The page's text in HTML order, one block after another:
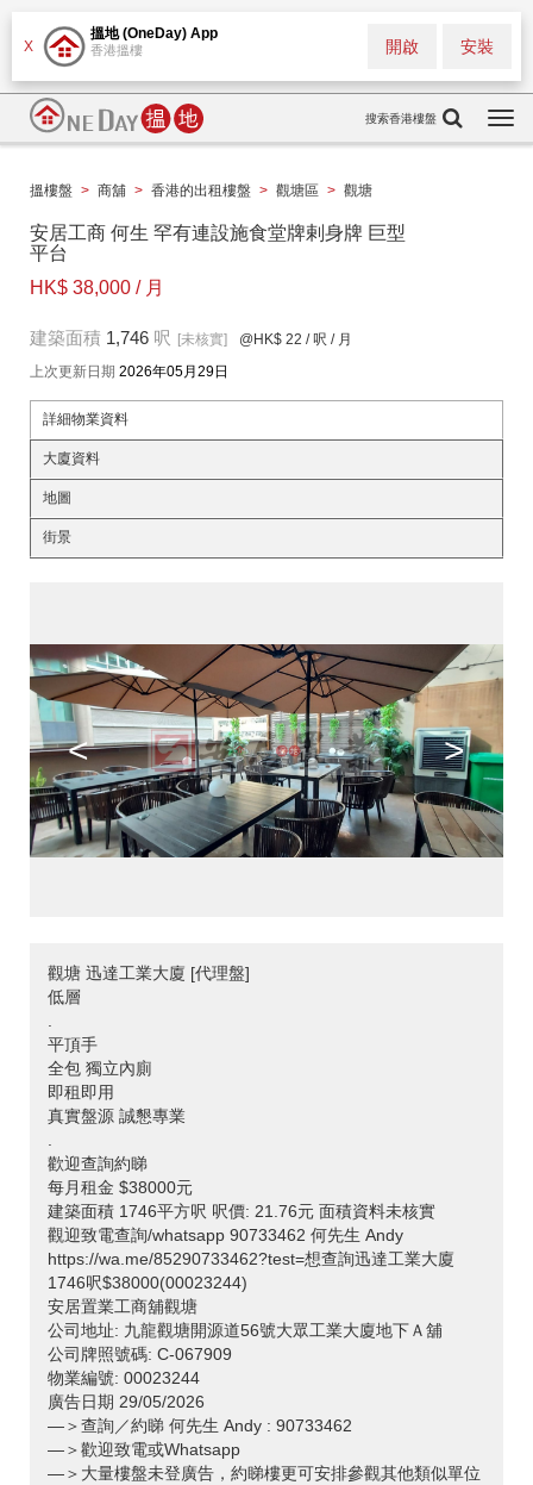
X
搵地 (OneDay) App
香港搵樓 安裝
開啟
搜索香港樓盤
搵樓盤 > 商舖 > 香港的出租樓盤 > 觀塘區 > 觀塘
安居工商 何生 罕有連設施食堂牌剌身牌 巨型
平台
HK$ 38,000 / 月
建築面積 1,746 呎 [未核實] @HK$ 22 / 呎 / 月
上次更新日期 2026年05月29日
詳細物業資料
大廈資料
地圖
街景
< >
觀塘 迅達工業大廈 [代理盤]
低層
.
平頂手
全包 獨立內廁
即租即用
真實盤源 誠懇專業
.
歡迎查詢約睇
每月租金 $38000元
建築面積 1746平方呎 呎價: 21.76元 面積資料未核實
觀迎致電查詢/whatsapp 90733462 何先生 Andy
https://wa.me/85290733462?test=想查詢迅達工業大廈
1746呎$38000(00023244)
安居置業工商舖觀塘
公司地址: 九龍觀塘開源道56號大眾工業大廈地下Ａ舖
公司牌照號碼: C-067909
物業編號: 00023244
廣告日期 29/05/2026
—＞查詢／約睇 何先生 Andy : 90733462
—＞歡迎致電或Whatsapp
—＞大量樓盤未登廣告，約睇樓更可安排參觀其他類似單位